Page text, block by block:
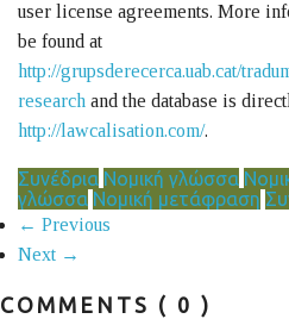
user license agreements. More
be found at
http://grupsderecerca.uab.cat/
research and the database is
http://lawcalisation.com/.
Συνέδρια Νομική γλώσσα
γλώσσα Νομική μετάφραση
← Previous
Next →
COMMENTS ( 0 )